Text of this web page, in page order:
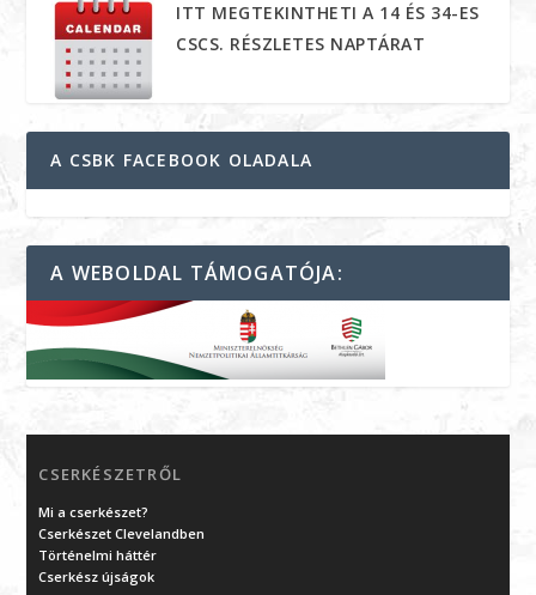
ITT MEGTEKINTHETI A 14 ÉS 34-ES
CSCS. RÉSZLETES NAPTÁRAT
A CSBK FACEBOOK OLADALA
A WEBOLDAL TÁMOGATÓJA:
CSERKÉSZETRŐL
Mi a cserkészet?
Cserkészet Clevelandben
Történelmi háttér
Cserkész újságok